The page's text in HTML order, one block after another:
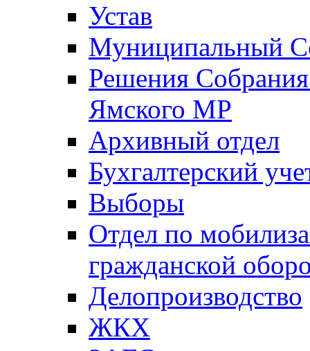
Устав
Муниципальный
Решения
Ямского МР
Архивный отдел
Бухгалтерский
Выборы
Отдел по
гражданской
Делопроизводство
ЖКХ